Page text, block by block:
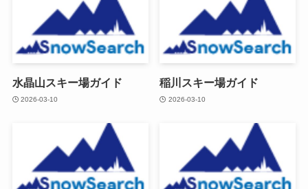
水晶山スキー場ガイド
2026-03-10
稲川スキー場ガイド
2026-03-10